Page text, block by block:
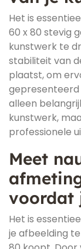
Het is
60 x 80 stevig
kunstwerk te
stabiliteit van
plaatst, om
gepresenteerd
alleen
kunstwerk,
professionele
Meet
voordat
Het is
je afbeelding